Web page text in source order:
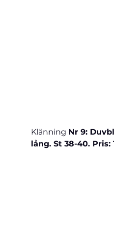
Klänning Nr 9:
lång. St 38-40. Pris: